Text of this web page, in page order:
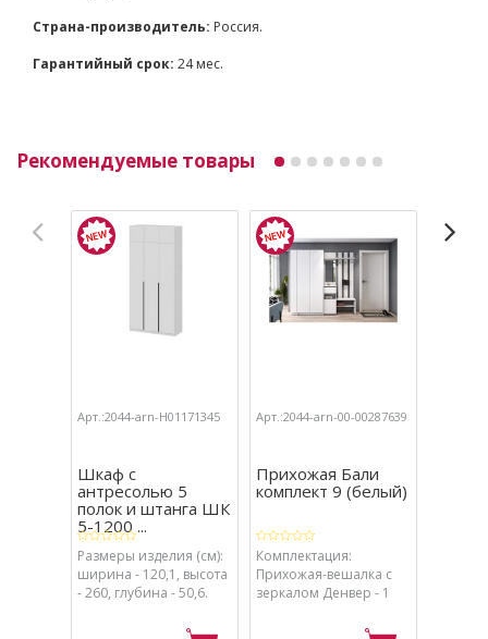
Страна-производитель: Россия.
Гарантийный срок: 24 мес.
Рекомендуемые товары
Арт.:2044-arn-Н01171345
Шкаф с
антресолью 5
полок и штанга ШК
5-1200 ...
Размеры изделия (см):
ширина - 120,1, высота
- 260, глубина - 50,6.
Арт.:2044-arn-00-00287639
Прихожая Бали
комплект 9 (белый)
Комплектация:
Прихожая-вешалка с
зеркалом Денвер - 1
завершение Бали - 1